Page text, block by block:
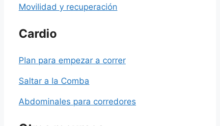
Movilidad y recuperación
Cardio
Plan para empezar a correr
Saltar a la Comba
Abdominales para corredores